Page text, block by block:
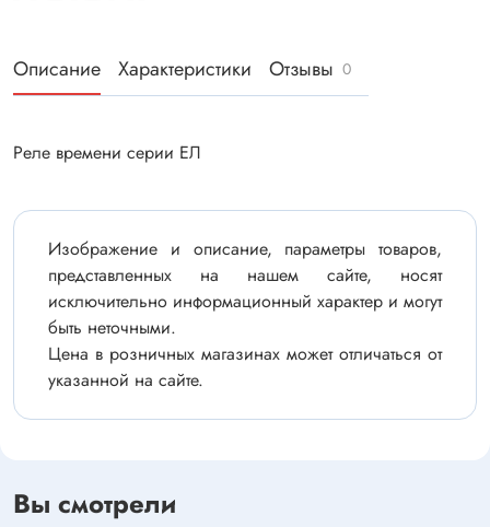
Описание Характеристики Отзывы 0
Реле времени серии ЕЛ
Изображение и описание, параметры товаров,
представленных на нашем сайте, носят
исключительно информационный характер и могут
быть неточными.
Цена в розничных магазинах может отличаться от
указанной на сайте.
Вы смотрели